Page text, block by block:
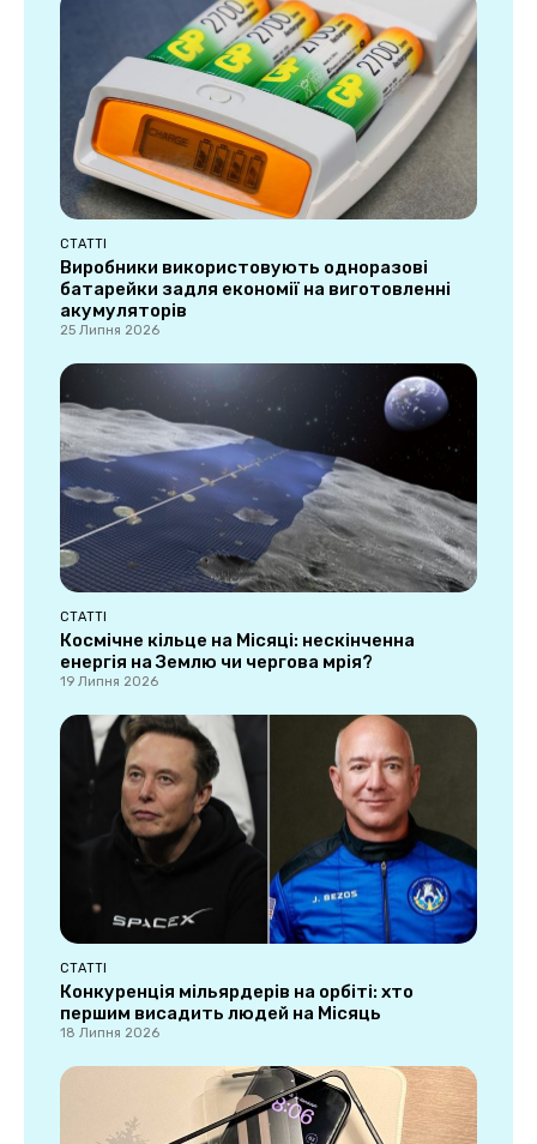
СТАТТІ
Виробники використовують одноразові
батарейки задля економії на виготовленні
акумуляторів
25 Липня 2026
СТАТТІ
Космічне кільце на Місяці: нескінченна
енергія на Землю чи чергова мрія?
19 Липня 2026
СТАТТІ
Конкуренція мільярдерів на орбіті: хто
першим висадить людей на Місяць
18 Липня 2026